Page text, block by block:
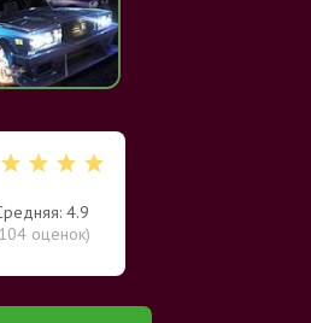
4.9
оценок)